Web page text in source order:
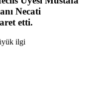
Necati
etti.